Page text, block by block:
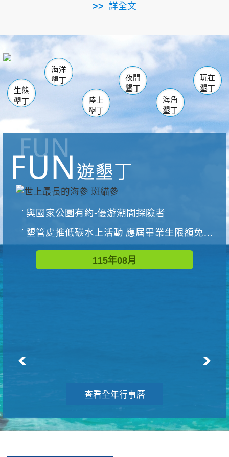
詳全文
南仁湖
海生館
恆春 佳樂水
龍鑾潭自然中心 森林遊樂區
瓊麻館
關山 墾管處遊客中心
社頂公園 風吹沙
船帆石
白砂 龍磐公園
香蕉灣
砂島
鵝鑾鼻
生態
墾丁
海洋
墾丁
陸上
墾丁
夜間
墾丁
海角
墾丁
玩在
墾丁
與國家公園有約-優游潮間探險者
墾管處推低碳水上活動 應屆畢業生限額免費參加
115年08月
查看全年行事曆